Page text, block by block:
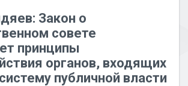
Закон о
совете
принципы
органов, входящих
публичной власти